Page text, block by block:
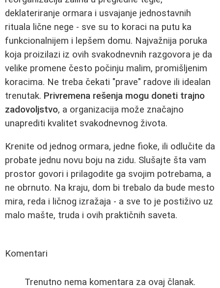
deklateriranje ormara i usvajanje jednostavnih
rituala lične nege - sve su to koraci na putu ka
funkcionalnijem i lepšem domu. Najvažnija poruka
koja proizilazi iz ovih svakodnevnih razgovora je da
velike promene često počinju malim, promišljenim
koracima. Ne treba čekati "prave" radove ili idealan
trenutak. Privremena rešenja mogu doneti trajno
zadovoljstvo, a organizacija može značajno
unaprediti kvalitet svakodnevnog života.
Krenite od jednog ormara, jedne fioke, ili odlučite da
probate jednu novu boju na zidu. Slušajte šta vam
prostor govori i prilagodite ga svojim potrebama, a
ne obrnuto. Na kraju, dom bi trebalo da bude mesto
mira, reda i ličnog izražaja - a sve to je postiživo uz
malo mašte, truda i ovih praktičnih saveta.
Komentari
Trenutno nema komentara za ovaj članak.